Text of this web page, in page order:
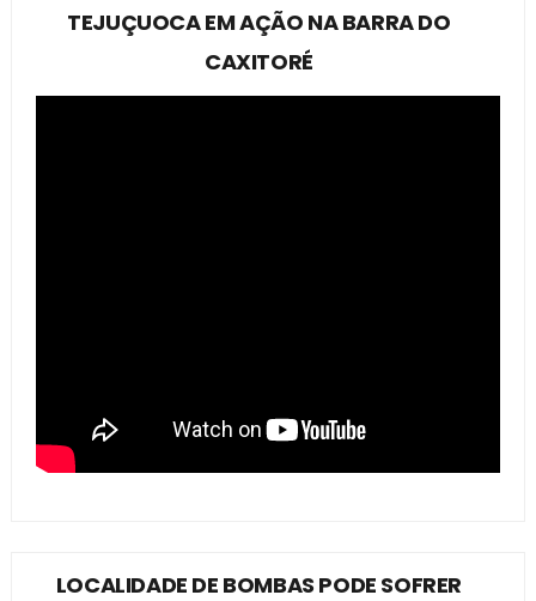
TEJUÇUOCA EM AÇÃO NA BARRA DO
CAXITORÉ
LOCALIDADE DE BOMBAS PODE SOFRER